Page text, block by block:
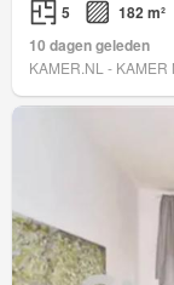
5
182 m²
10 dagen geleden
KAMER.NL - KAMER